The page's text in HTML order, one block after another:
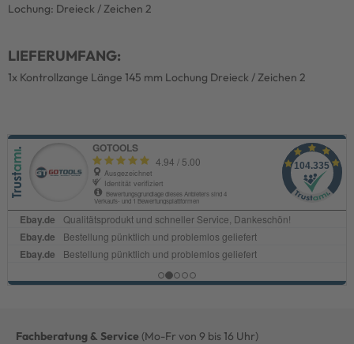
Lochung: Dreieck / Zeichen 2
LIEFERUMFANG:
1x Kontrollzange Länge 145 mm Lochung Dreieck / Zeichen 2
Fachberatung & Service (Mo-Fr von 9 bis 16 Uhr)